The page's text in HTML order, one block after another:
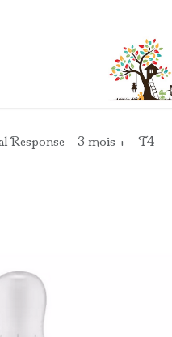
Contact
Response - 3 mois + - T4